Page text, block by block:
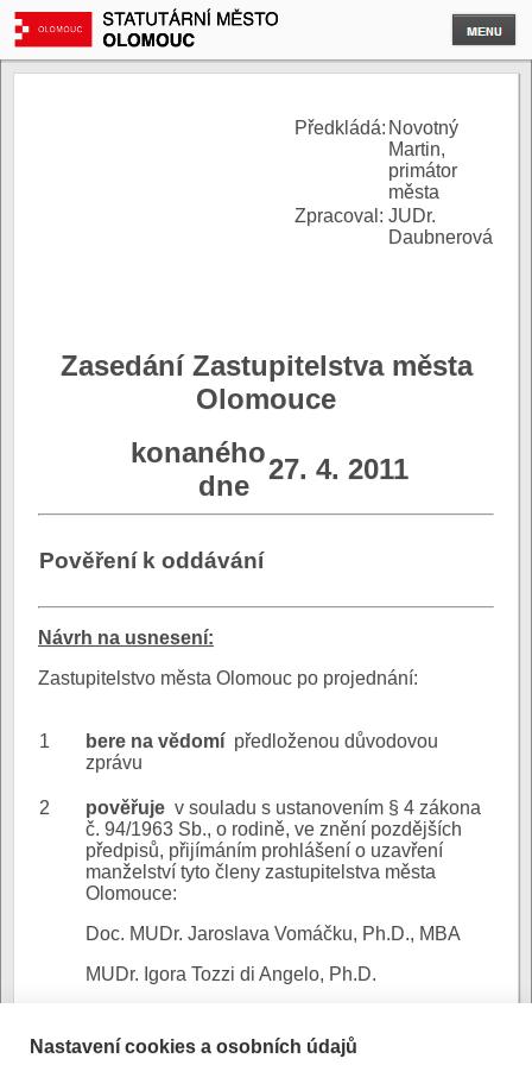
Předkládá: Novotný
Martin,
primátor
města
Zpracoval: JUDr.
Daubnerová
Zasedání Zastupitelstva města
Olomouce
konaného
dne
27. 4. 2011
Pověření k oddávání
Návrh na usnesení:
Zastupitelstvo města Olomouc po projednání:
1 bere na vědomí předloženou důvodovou
zprávu
2 pověřuje v souladu s ustanovením § 4 zákona
č. 94/1963 Sb., o rodině, ve znění pozdějších
předpisů, přijímáním prohlášení o uzavření
manželství tyto členy zastupitelstva města
Olomouce:
Doc. MUDr. Jaroslava Vomáčku, Ph.D., MBA
MUDr. Igora Tozzi di Angelo, Ph.D.
Důvodová zpráva-
Nastavení cookies a osobních údajů